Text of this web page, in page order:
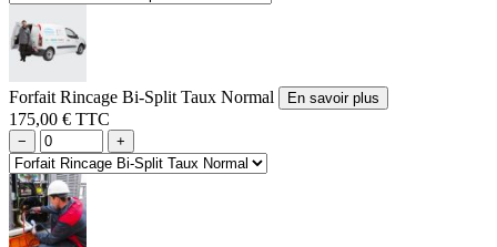
Forfait Rincage Bi-Split Taux Normal En savoir plus
175,00 € TTC
− +